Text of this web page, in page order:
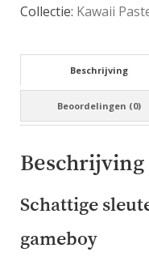
Collectie: Kawaii
Beschrijving
Beoordelingen (0)
Beschrijving
Schattige
gameboy